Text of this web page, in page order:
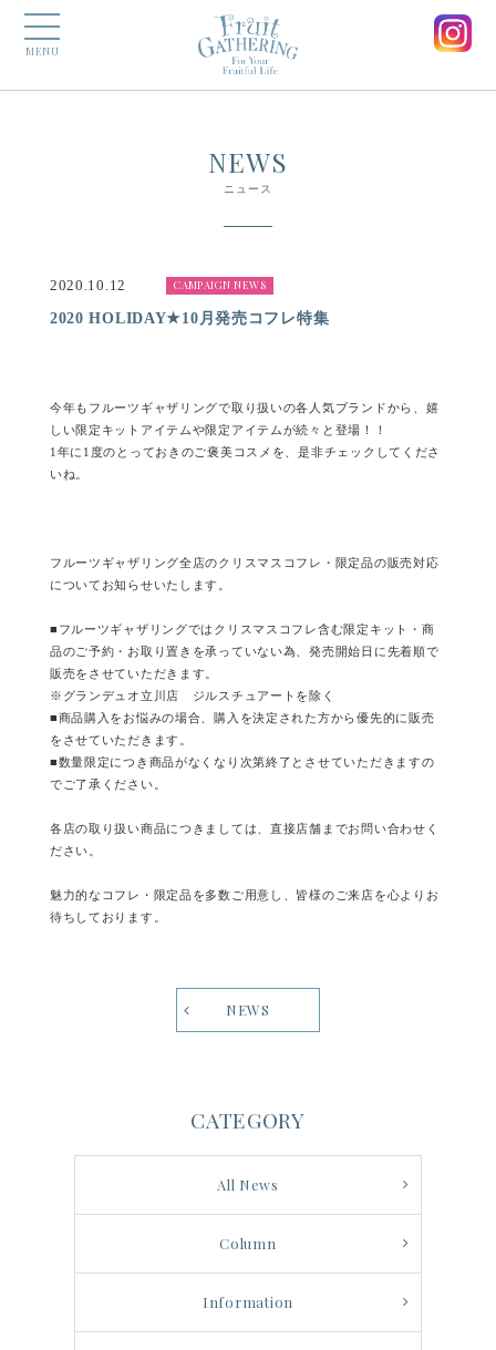
MENU
NEWS
ニュース
2020.10.12 CAMPAIGN NEWS
2020 HOLIDAY★10月発売コフレ特集
今年もフルーツギャザリングで取り扱いの各人気ブランドから、嬉
しい限定キットアイテムや限定アイテムが続々と登場！！
1年に1度のとっておきのご褒美コスメを、是非チェックしてくださ
いね。
フルーツギャザリング全店のクリスマスコフレ・限定品の販売対応
についてお知らせいたします。
■フルーツギャザリングではクリスマスコフレ含む限定キット・商
品のご予約・お取り置きを承っていない為、発売開始日に先着順で
販売をさせていただきます。
※グランデュオ立川店 ジルスチュアートを除く
■商品購入をお悩みの場合、購入を決定された方から優先的に販売
をさせていただきます。
■数量限定につき商品がなくなり次第終了とさせていただきますの
でご了承ください。
各店の取り扱い商品につきましては、直接店舗までお問い合わせく
ださい。
魅力的なコフレ・限定品を多数ご用意し、皆様のご来店を心よりお
待ちしております。
NEWS
CATEGORY
All News
Column
Information